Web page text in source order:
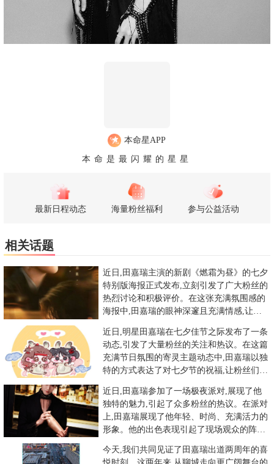
本命星APP
本命是最闪耀的星星
最新日程动态 海量粉丝福利 参与公益活动
相关话题
近日,田嘉瑞主演的新剧《燃霜为昼》的七夕
特别版海报正式发布,立刻引发了广大粉丝的
热烈讨论和积极评价。在这张充满氛围感的
海报中,田嘉瑞的眼神深邃且充满情感,让人
近日,明星田嘉瑞在七夕佳节之际发布了一条
动态,引发了大量粉丝的关注和热议。在这篇
充满节日氛围的寄灵主题动态中,田嘉瑞以独
特的方式表达了对七夕节的祝福,让粉丝们纷
近日,田嘉瑞参加了一场极夜派对,展现了他
独特的魅力,引起了众多粉丝的热议。在派对
上,田嘉瑞展现了他年轻、时尚、充满活力的
形象。他的出色表现引起了现场观众的阵阵
今天,我们共同见证了田嘉瑞出道两周年的喜